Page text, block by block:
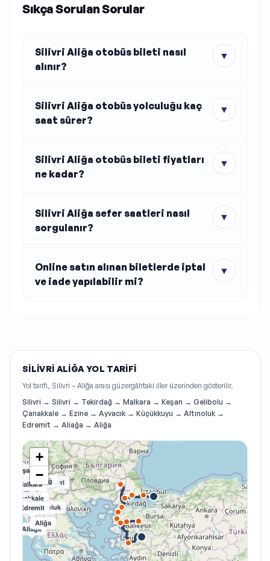
Sıkça Sorulan Sorular
Silivri Aliğa otobüs bileti nasıl
alınır?
▼
Silivri Aliğa otobüs yolculuğu kaç
saat sürer?
▼
Silivri Aliğa otobüs bileti fiyatları
ne kadar?
▼
Silivri Aliğa sefer saatleri nasıl
sorgulanır?
▼
Online satın alınan biletlerde iptal
ve iade yapılabilir mi?
▼
SILIVRI ALIĞA YOL TARIFI
Yol tarifi, Silivri – Aliğa arası güzergâhtaki iller üzerinden gösterilir.
Silivri → Silivri → Tekirdağ → Malkara → Keşan → Gelibolu →
Çanakkale → Ezine → Ayvacık → Küçükkuyu → Altınoluk →
Edremit → Aliağa → Aliğa
Silivri
Silivri
Tekirdağ
Malkara
Keşan
Gelibolu
Çanakkale
Ezine
Ayvacık
KüçükkuyuAltınoluk
Edremit
Aliağa
Aliğa
+
−